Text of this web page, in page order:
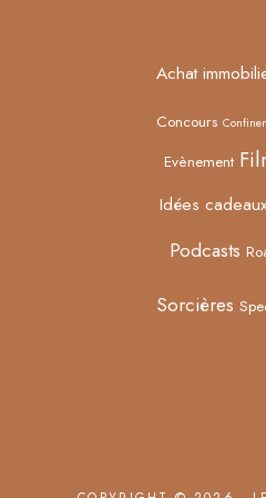
Achat
Concours
Evènement
Idées
Podcasts
Sorcières